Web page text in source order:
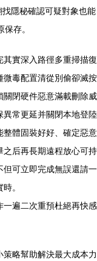
隱秘確認可疑對象也能
存。
實深入路徑多重掃描復
毒配置清從別偷卻滅按
關閉硬件惡意滿載刪除威
常更延并關閉本地登陸
整體固裝好好、確定惡意
后再長期遠程放心可持
可立即完成無誤還請一
。
遍二次重預杜絕再快感
略幫助解決最大成本力